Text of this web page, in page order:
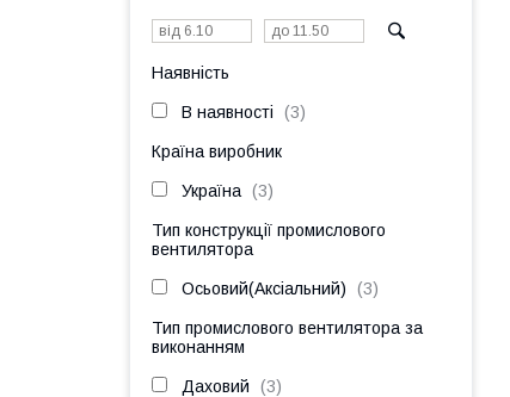
Наявність
В наявності 3
Країна виробник
Україна 3
Тип конструкції промислового
вентилятора
Осьовий(Аксіальний) 3
Тип промислового вентилятора за
виконанням
Даховий 3